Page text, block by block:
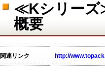
≪Kシリーズ
概要
関連リンク http://